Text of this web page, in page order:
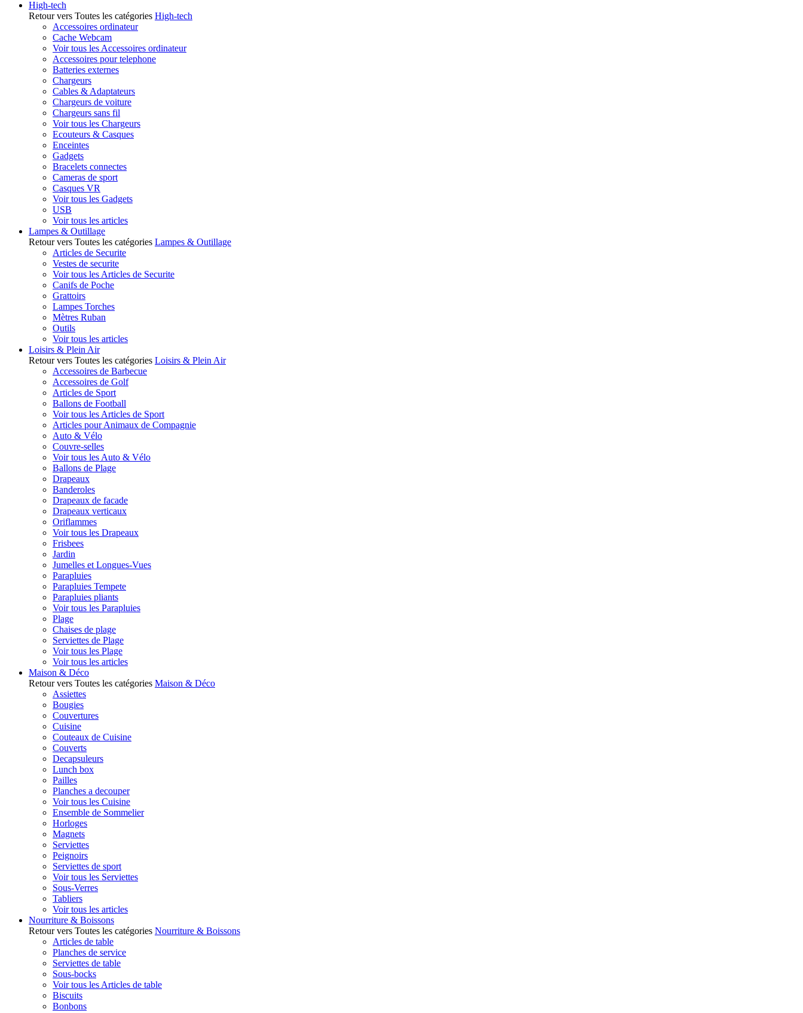
High-tech
Retour vers Toutes les catégories High-tech
Accessoires ordinateur
Cache Webcam
Voir tous les Accessoires ordinateur
Accessoires pour telephone
Batteries externes
Chargeurs
Cables & Adaptateurs
Chargeurs de voiture
Chargeurs sans fil
Voir tous les Chargeurs
Ecouteurs & Casques
Enceintes
Gadgets
Bracelets connectes
Cameras de sport
Casques VR
Voir tous les Gadgets
USB
Voir tous les articles
Lampes & Outillage
Retour vers Toutes les catégories Lampes & Outillage
Articles de Securite
Vestes de securite
Voir tous les Articles de Securite
Canifs de Poche
Grattoirs
Lampes Torches
Mètres Ruban
Outils
Voir tous les articles
Loisirs & Plein Air
Retour vers Toutes les catégories Loisirs & Plein Air
Accessoires de Barbecue
Accessoires de Golf
Articles de Sport
Ballons de Football
Voir tous les Articles de Sport
Articles pour Animaux de Compagnie
Auto & Vélo
Couvre-selles
Voir tous les Auto & Vélo
Ballons de Plage
Drapeaux
Banderoles
Drapeaux de facade
Drapeaux verticaux
Oriflammes
Voir tous les Drapeaux
Frisbees
Jardin
Jumelles et Longues-Vues
Parapluies
Parapluies Tempete
Parapluies pliants
Voir tous les Parapluies
Plage
Chaises de plage
Serviettes de Plage
Voir tous les Plage
Voir tous les articles
Maison & Déco
Retour vers Toutes les catégories Maison & Déco
Assiettes
Bougies
Couvertures
Cuisine
Couteaux de Cuisine
Couverts
Decapsuleurs
Lunch box
Pailles
Planches a decouper
Voir tous les Cuisine
Ensemble de Sommelier
Horloges
Magnets
Serviettes
Peignoirs
Serviettes de sport
Voir tous les Serviettes
Sous-Verres
Tabliers
Voir tous les articles
Nourriture & Boissons
Retour vers Toutes les catégories Nourriture & Boissons
Articles de table
Planches de service
Serviettes de table
Sous-bocks
Voir tous les Articles de table
Biscuits
Bonbons